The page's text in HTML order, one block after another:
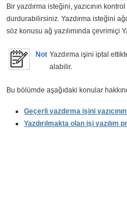
Bir yazdırma isteğini, yazıcının
durdurabilirsiniz. Yazdırma isteğini
söz konusu ağ yazılımında çevrimiçi
Not Yazdırma işini iptal
alabilir.
Bu bölümde aşağıdaki konular
Geçerli yazdırma işini
Yazdırılmakta olan işi yazılım